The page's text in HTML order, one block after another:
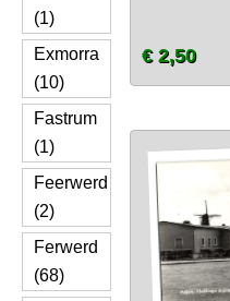
(1)
Exmorra
(10)
Fastrum
(1)
Feerwerd
(2)
Ferwerd
(68)
€ 2,50